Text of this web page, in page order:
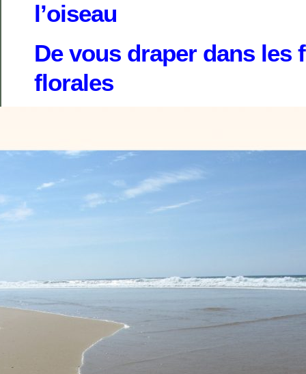
l’oiseau
De vous draper dans les
florales